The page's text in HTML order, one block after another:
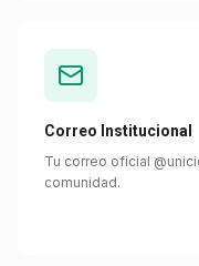
Correo Institucional
Tu correo oficial
comunidad.